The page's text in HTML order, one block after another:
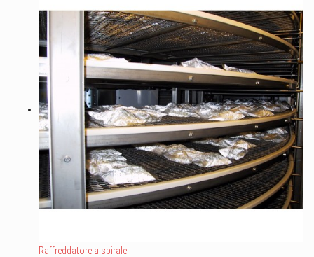
Raffreddatore a spirale